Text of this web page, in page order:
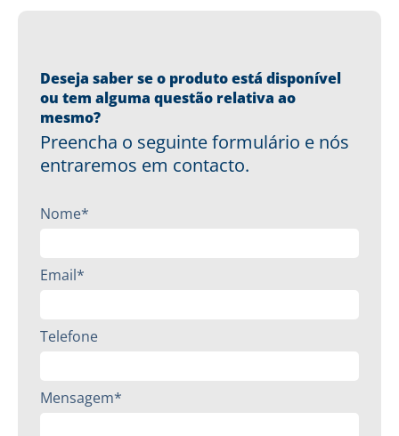
Deseja saber se o produto está disponível
ou tem alguma questão relativa ao
mesmo?
Preencha o seguinte formulário e nós
entraremos em contacto.
Nome*
Email*
Telefone
Mensagem*